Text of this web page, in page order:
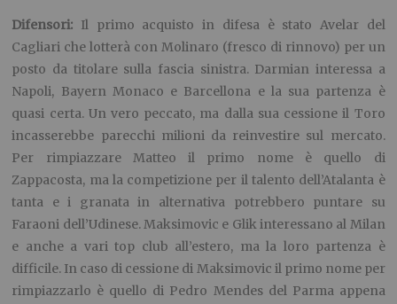
Difensori: Il primo acquisto in difesa è stato Avelar del
Cagliari che lotterà con Molinaro (fresco di rinnovo) per un
posto da titolare sulla fascia sinistra. Darmian interessa a
Napoli, Bayern Monaco e Barcellona e la sua partenza è
quasi certa. Un vero peccato, ma dalla sua cessione il Toro
incasserebbe parecchi milioni da reinvestire sul mercato.
Per rimpiazzare Matteo il primo nome è quello di
Zappacosta, ma la competizione per il talento dell’Atalanta è
tanta e i granata in alternativa potrebbero puntare su
Faraoni dell’Udinese. Maksimovic e Glik interessano al Milan
e anche a vari top club all’estero, ma la loro partenza è
difficile. In caso di cessione di Maksimovic il primo nome per
rimpiazzarlo è quello di Pedro Mendes del Parma appena